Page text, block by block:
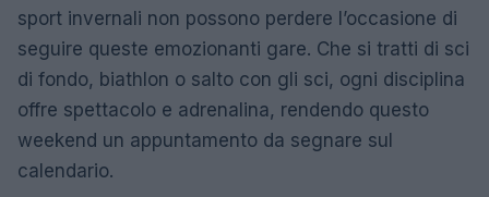
sport invernali non possono perdere l’occasione di
seguire queste emozionanti gare. Che si tratti di sci
di fondo, biathlon o salto con gli sci, ogni disciplina
offre spettacolo e adrenalina, rendendo questo
weekend un appuntamento da segnare sul
calendario.